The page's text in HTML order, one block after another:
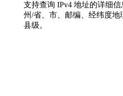
支持查询 IPv4 地址的详细信
州/省、市、邮编、经纬度
县级。